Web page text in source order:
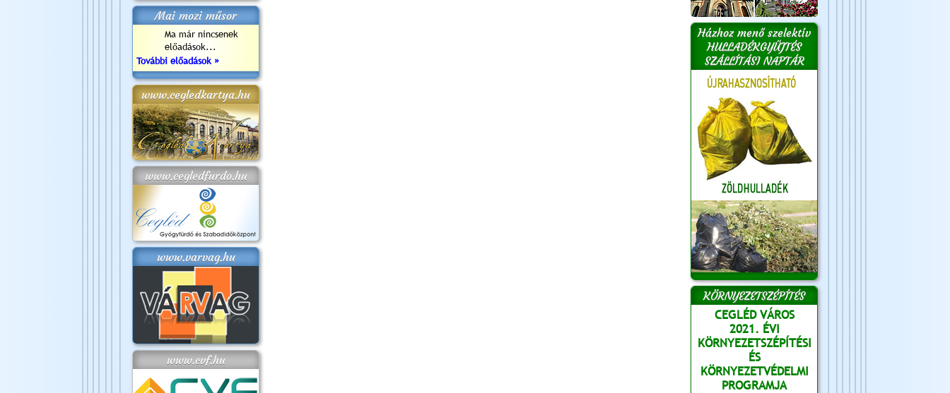
Mai mozi műsor
Ma már nincsenek
előadások...
További előadások »
www.cegledkartya.hu
www.cegledfurdo.hu
www.varvag.hu
www.cvf.hu
Házhoz menő szelektív
HULLADÉKGYŰJTÉS
SZÁLLÍTÁSI NAPTÁR
KÖRNYEZETSZÉPÍTÉS
CEGLÉD VÁROS
2021. ÉVI
KÖRNYEZETSZÉPÍTÉSI
ÉS
KÖRNYEZETVÉDELMI
PROGRAMJA